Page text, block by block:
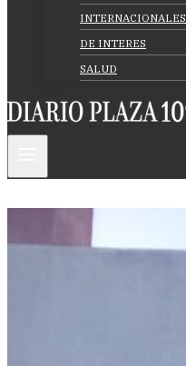
INTERNACIONALES
DE INTERES
SALUD